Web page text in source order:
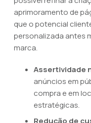
aprimoramento de
que o potencial
personalizada antes
marca.
Assertividade
anúncios em
compra e em
estratégicas.
Redução de